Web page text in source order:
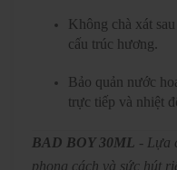
Không chà xát
cấu trúc hương.
Bảo quản nước
trực tiếp và nhiệt
BAD BOY 30ML - Lựa
phong cách và sức hút